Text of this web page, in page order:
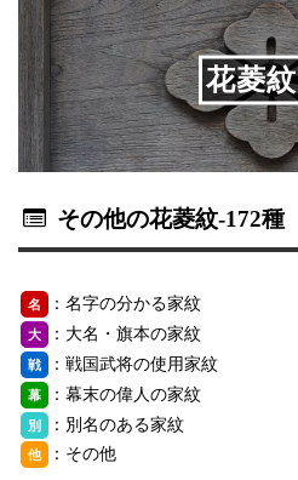
花菱紋
その他の花菱紋-172種
名 ：名字の分かる家紋
大 ：大名・旗本の家紋
戦 ：戦国武将の使用家紋
幕 ：幕末の偉人の家紋
別 ：別名のある家紋
他 ：その他